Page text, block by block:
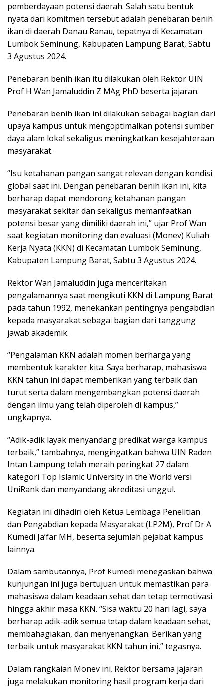
pemberdayaan potensi daerah. Salah satu bentuk
nyata dari komitmen tersebut adalah penebaran benih
ikan di daerah Danau Ranau, tepatnya di Kecamatan
Lumbok Seminung, Kabupaten Lampung Barat, Sabtu
3 Agustus 2024.
Penebaran benih ikan itu dilakukan oleh Rektor UIN
Prof H Wan Jamaluddin Z MAg PhD beserta jajaran.
Penebaran benih ikan ini dilakukan sebagai bagian dari
upaya kampus untuk mengoptimalkan potensi sumber
daya alam lokal sekaligus meningkatkan kesejahteraan
masyarakat.
“Isu ketahanan pangan sangat relevan dengan kondisi
global saat ini. Dengan penebaran benih ikan ini, kita
berharap dapat mendorong ketahanan pangan
masyarakat sekitar dan sekaligus memanfaatkan
potensi besar yang dimiliki daerah ini,” ujar Prof Wan
saat kegiatan monitoring dan evaluasi (Monev) Kuliah
Kerja Nyata (KKN) di Kecamatan Lumbok Seminung,
Kabupaten Lampung Barat, Sabtu 3 Agustus 2024.
Rektor Wan Jamaluddin juga menceritakan
pengalamannya saat mengikuti KKN di Lampung Barat
pada tahun 1992, menekankan pentingnya pengabdian
kepada masyarakat sebagai bagian dari tanggung
jawab akademik.
“Pengalaman KKN adalah momen berharga yang
membentuk karakter kita. Saya berharap, mahasiswa
KKN tahun ini dapat memberikan yang terbaik dan
turut serta dalam mengembangkan potensi daerah
dengan ilmu yang telah diperoleh di kampus,”
ungkapnya.
“Adik-adik layak menyandang predikat warga kampus
terbaik,” tambahnya, mengingatkan bahwa UIN Raden
Intan Lampung telah meraih peringkat 27 dalam
kategori Top Islamic University in the World versi
UniRank dan menyandang akreditasi unggul.
Kegiatan ini dihadiri oleh Ketua Lembaga Penelitian
dan Pengabdian kepada Masyarakat (LP2M), Prof Dr A
Kumedi Ja’far MH, beserta sejumlah pejabat kampus
lainnya.
Dalam sambutannya, Prof Kumedi menegaskan bahwa
kunjungan ini juga bertujuan untuk memastikan para
mahasiswa dalam keadaan sehat dan tetap termotivasi
hingga akhir masa KKN. “Sisa waktu 20 hari lagi, saya
berharap adik-adik semua tetap dalam keadaan sehat,
membahagiakan, dan menyenangkan. Berikan yang
terbaik untuk masyarakat KKN tahun ini,” tegasnya.
Dalam rangkaian Monev ini, Rektor bersama jajaran
juga melakukan monitoring hasil program kerja dari